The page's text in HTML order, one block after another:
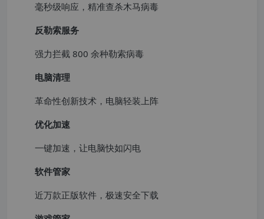
毫秒级响应，精准查杀木马病毒
反勒索服务
强力拦截 800 余种勒索病毒
电脑清理
革命性创新技术，电脑轻装上阵
优化加速
一键加速，让电脑快如闪电
软件管家
近万款正版软件，极速安全下载